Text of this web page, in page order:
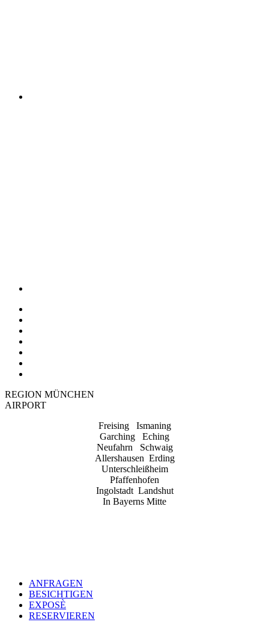
REGION MÜNCHEN
AIRPORT
Freising Ismaning
Garching Eching
Neufahrn Schwaig
Allershausen Erding
Unterschleißheim
Pfaffenhofen
Ingolstadt Landshut
In Bayerns Mitte
ANFRAGEN
BESICHTIGEN
EXPOSÈ
RESERVIEREN